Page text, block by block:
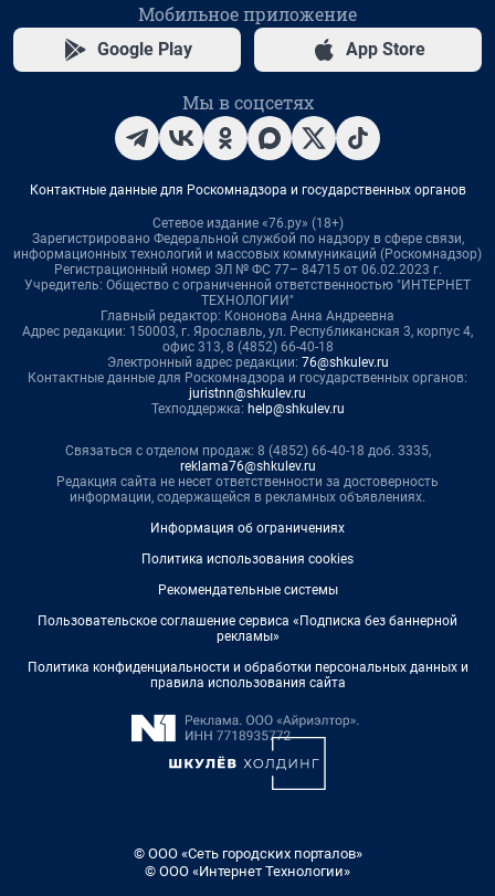
Мобильное приложение
Google Play App Store
Мы в соцсетях
Контактные данные для Роскомнадзора и государственных органов
Сетевое издание «76.ру» (18+)
Зарегистрировано Федеральной службой по надзору в сфере связи,
информационных технологий и массовых коммуникаций (Роскомнадзор)
Регистрационный номер ЭЛ № ФС 77– 84715 от 06.02.2023 г.
Учредитель: Общество с ограниченной ответственностью "ИНТЕРНЕТ
ТЕХНОЛОГИИ"
Главный редактор: Кононова Анна Андреевна
Адрес редакции: 150003, г. Ярославль, ул. Республиканская 3, корпус 4,
офис 313, 8 (4852) 66-40-18
Электронный адрес редакции: 76@shkulev.ru
Контактные данные для Роскомнадзора и государственных органов:
juristnn@shkulev.ru
Техподдержка: help@shkulev.ru
Связаться с отделом продаж: 8 (4852) 66-40-18 доб. 3335,
reklama76@shkulev.ru
Редакция сайта не несет ответственности за достоверность
информации, содержащейся в рекламных объявлениях.
Информация об ограничениях
Политика использования cookies
Рекомендательные системы
Пользовательское соглашение сервиса «Подписка без баннерной
рекламы»
Политика конфиденциальности и обработки персональных данных и
правила использования сайта
© ООО «Сеть городских порталов»
© ООО «Интернет Технологии»